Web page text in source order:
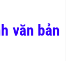
văn bản